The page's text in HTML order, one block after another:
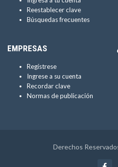
Reestablecer clave
Búsquedas frecuentes
EMPRESAS
Regístrese
Ingrese a su cuenta
Recordar clave
Normas de publicación
Derechos